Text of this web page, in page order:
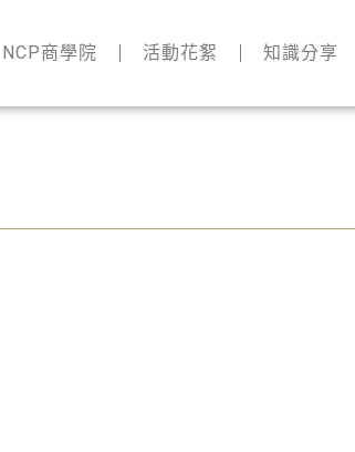
NCP商學院 活動花絮 知識分享